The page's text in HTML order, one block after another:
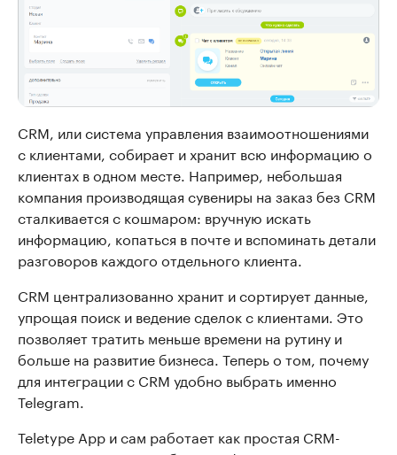
CRM, или система управления взаимоотношениями
с клиентами, собирает и хранит всю информацию о
клиентах в одном месте. Например, небольшая
компания производящая сувениры на заказ без CRM
сталкивается с кошмаром: вручную искать
информацию, копаться в почте и вспоминать детали
разговоров каждого отдельного клиента.
CRM централизованно хранит и сортирует данные,
упрощая поиск и ведение сделок с клиентами. Это
позволяет тратить меньше времени на рутину и
больше на развитие бизнеса. Теперь о том, почему
для интеграции с CRM удобно выбрать именно
Telegram.
Teletype App и сам работает как простая CRM-